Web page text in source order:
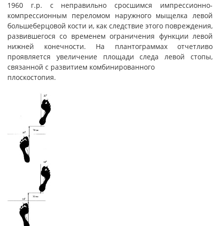
1960 г.р. с неправильно сросшимся импрессионно-
компрессионным переломом наружного мыщелка левой
большеберцовой кости и, как следствие этого повреждения,
развившегося со временем ограничения функции левой
нижней конечности. На плантограммах отчетливо
проявляется увеличение площади следа левой стопы,
связанной с развитием комбинированного
плоскостопия.